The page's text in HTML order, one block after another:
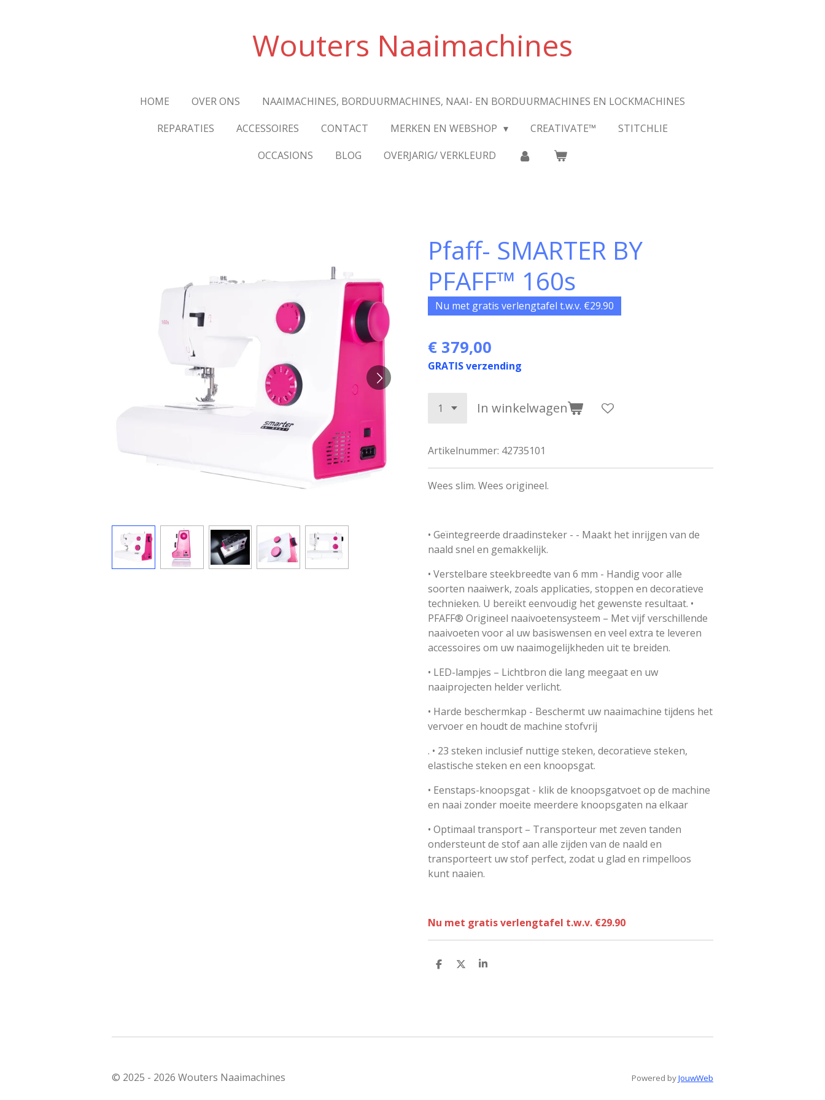
Wouters Naaimachines
HOME OVER ONS
NAAIMACHINES, BORDUURMACHINES, NAAI- EN BORDUURMACHINES EN LOCKMACHINES
REPARATIES
ACCESSOIRES CONTACT MERKEN EN WEBSHOP CREATIVATE™
STITCHLIE
OCCASIONS
BLOG OVERJARIG/ VERKLEURD
Pfaff- SMARTER BY
PFAFF™ 160s
Nu met gratis verlengtafel t.w.v. €29.90
€ 379,00
GRATIS verzending
In winkelwagen
Artikelnummer: 42735101
Wees slim. Wees origineel.
• Geïntegreerde draadinsteker - - Maakt het inrijgen van de
naald snel en gemakkelijk.
• Verstelbare steekbreedte van 6 mm - Handig voor alle
soorten naaiwerk, zoals applicaties, stoppen en decoratieve
technieken. U bereikt eenvoudig het gewenste resultaat. •
PFAFF® Origineel naaivoetensysteem – Met vijf verschillende
naaivoeten voor al uw basiswensen en veel extra te leveren
accessoires om uw naaimogelijkheden uit te breiden.
• LED-lampjes – Lichtbron die lang meegaat en uw
naaiprojecten helder verlicht.
• Harde beschermkap - Beschermt uw naaimachine tijdens het
vervoer en houdt de machine stofvrij
. • 23 steken inclusief nuttige steken, decoratieve steken,
elastische steken en een knoopsgat.
• Eenstaps-knoopsgat - klik de knoopsgatvoet op de machine
en naai zonder moeite meerdere knoopsgaten na elkaar
• Optimaal transport – Transporteur met zeven tanden
ondersteunt de stof aan alle zijden van de naald en
transporteert uw stof perfect, zodat u glad en rimpelloos
kunt naaien.
Nu met gratis verlengtafel t.w.v. €29.90
D
D
S
© 2025 - 2026 Wouters Naaimachines Powered byJouwWeb